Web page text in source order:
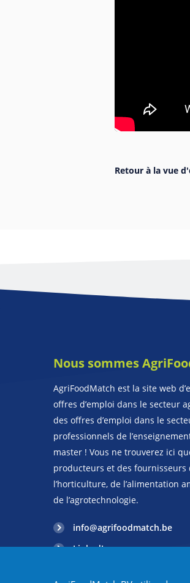
Nous sommes
AgriFoodMatch est la site web
offres d’emploi dans le secteur
des offres d’emploi dans le
professionnels de
master ! Vous ne trouverez ici
producteurs et des fournisseurs
l’horticulture, de l’alimentation
de l’agrotechnologie.
info@agrifoodmatch.be
LinkedIn